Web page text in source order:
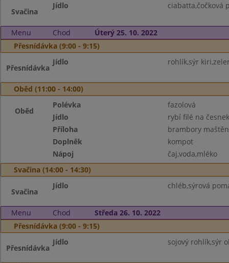
Svačina
Jídlo ciabatta,čočková
Menu Chod
Úterý 25. 10. 2022
Přesnídávka (9:00 - 9:15)
Přesnídávka
Jídlo rohlík,sýr
Oběd (11:00 - 14:00)
Oběd
Polévka
fazolová
Jídlo
rybí filé na
Příloha
brambory
Doplněk
kompot
Nápoj
čaj,voda,mléko
Svačina (14:00 - 14:30)
Svačina
Jídlo chléb,sýrová
Menu Chod
Středa 26. 10. 2022
Přesnídávka (9:00 - 9:15)
Přesnídávka
Jídlo sojový rohlík,sýr